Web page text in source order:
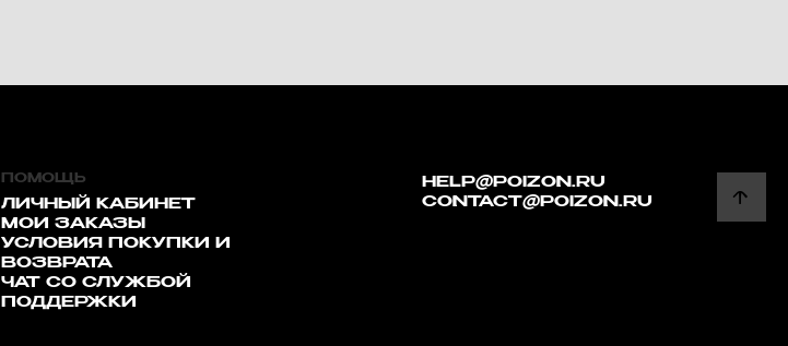
HELP@POIZON.RU
CONTACT@POIZON.RU
ПОМОЩЬ
ЛИЧНЫЙ КАБИНЕТ
МОИ ЗАКАЗЫ
УСЛОВИЯ ПОКУПКИ И
ВОЗВРАТА
ЧАТ СО СЛУЖБОЙ
ПОДДЕРЖКИ